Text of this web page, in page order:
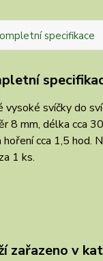
specifikace
vysoké svíčky do
8 mm, délka cca
hoření cca 1,5 hod.
1 ks.
zařazeno v